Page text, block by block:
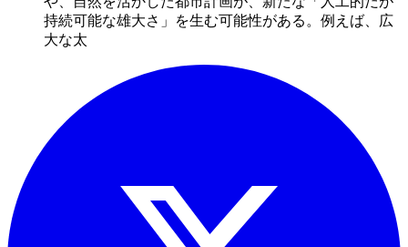
持続可能な雄大さ」を生む可能性がある。例えば、広
大な太